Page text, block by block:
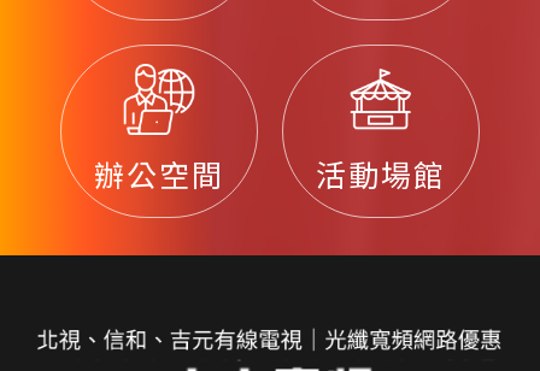
辦公空間 活動場館